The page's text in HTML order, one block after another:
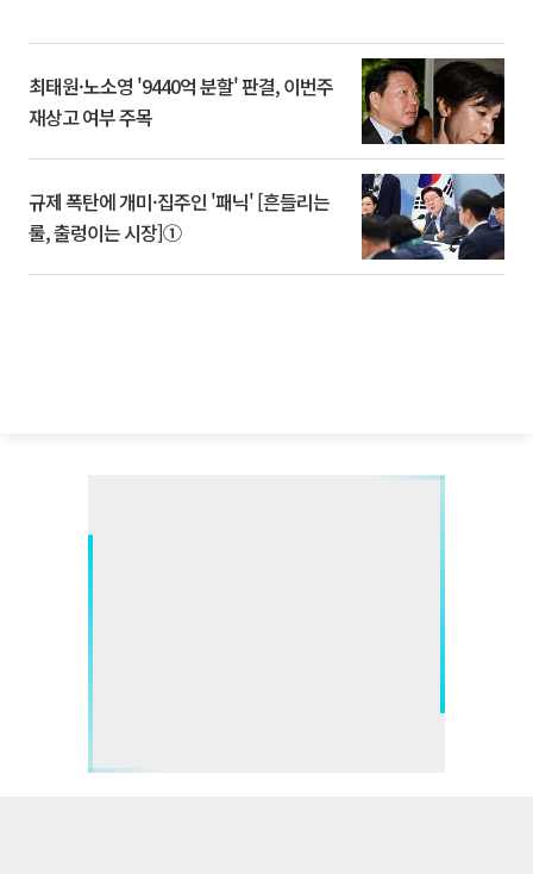
최태원·노소영 '9440억 분할' 판결, 이번주
재상고 여부 주목
규제 폭탄에 개미·집주인 '패닉' [흔들리는
룰, 출렁이는 시장]①